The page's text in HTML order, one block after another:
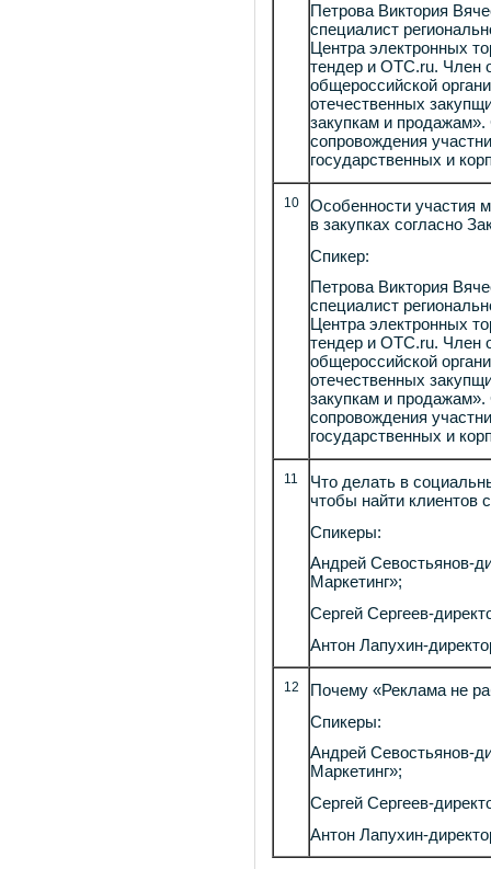
Петрова Виктория
специалист
Центра электронных
тендер и ОТС.ru. Член
общероссийской
отечественных
закупкам и
сопровождения
государственных и
10
Особенности участия
в закупках согласно
Спикер:
Петрова Виктория
специалист
Центра электронных
тендер и ОТС.ru. Член
общероссийской
отечественных
закупкам и
сопровождения
государственных и
11
Что делать в
чтобы найти клиентов
Спикеры:
Андрей Севостьянов-
Маркетинг»;
Сергей Сергеев-
Антон Лапухин-
12
Почему «Реклама не
Спикеры:
Андрей Севостьянов-
Маркетинг»;
Сергей Сергеев-
Антон Лапухин-